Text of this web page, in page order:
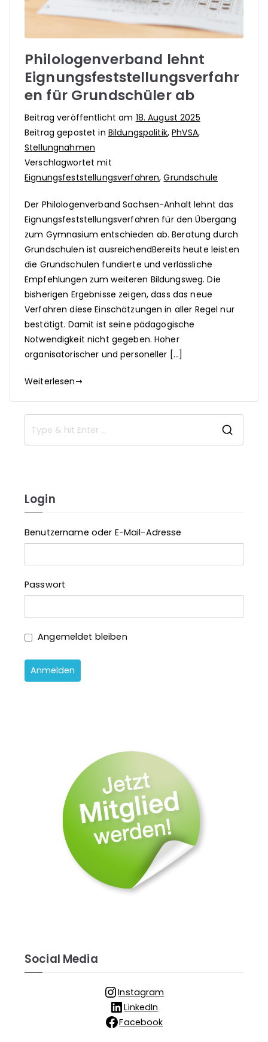
Philologenverband lehnt
Eignungsfeststellungsverfahr
en für Grundschüler ab
Beitrag veröffentlicht am 18. August 2025
Beitrag gepostet in Bildungspolitik,PhVSA,
Stellungnahmen
Verschlagwortet mit
Eignungsfeststellungsverfahren,Grundschule
Der Philologenverband Sachsen-Anhalt lehnt das
Eignungsfeststellungsverfahren für den Übergang
zum Gymnasium entschieden ab. Beratung durch
Grundschulen ist ausreichendBereits heute leisten
die Grundschulen fundierte und verlässliche
Empfehlungen zum weiteren Bildungsweg. Die
bisherigen Ergebnisse zeigen, dass das neue
Verfahren diese Einschätzungen in aller Regel nur
bestätigt. Damit ist seine pädagogische
Notwendigkeit nicht gegeben. Hoher
organisatorischer und personeller […]
Weiterlesen
h
o
Login
Benutzername oder E-Mail-Adresse
Passwort
Angemeldet bleiben
Social Media
Instagram
LinkedIn
Facebook